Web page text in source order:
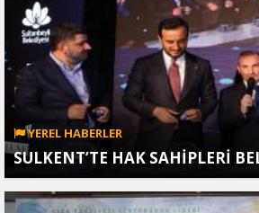
YEREL HABERLER
SULKENT’TE HAK SAHİPLERİ